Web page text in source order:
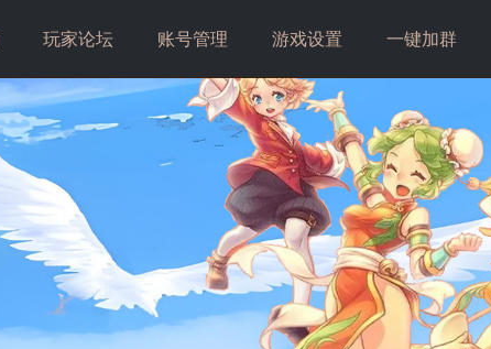
玩家论坛 账号管理 游戏设置 一键加群